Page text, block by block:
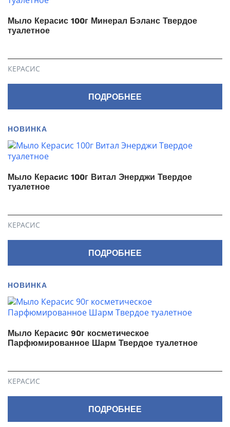
Мыло Керасис 100г Минерал Бэланс Твердое
туалетное
КЕРАСИС
ПОДРОБНЕЕ
НОВИНКА
Мыло Кераcис 100г Витал Энерджи Твердое
туалетное
КЕРАСИС
ПОДРОБНЕЕ
НОВИНКА
Мыло Кераcис 90г косметическое
Парфюмированное Шарм Твердое туалетное
КЕРАСИС
ПОДРОБНЕЕ